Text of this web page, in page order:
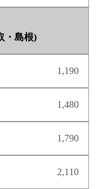
・島根)
1,190
1,480
1,790
2,110